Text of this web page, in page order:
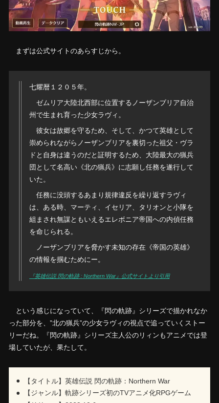
まずは公式サイトのあらすじから。
七耀暦１２０５年。
ゼムリア大陸北西部に位置するノーザンブリア自治
州で生まれ育った少女ラヴィ。
彼女は故郷を守るため、そして、かつて英雄として
崇められながらノーザンブリアを裏切った祖父・ヴラ
ドと自身は違うのだと証明するため、大陸最大の猟兵
団として名高い《北の猟兵》に志願し任務を遂行して
いた。
任務に没頭するあまり規律違反を繰り返すラヴィ
は、ある時、マーティ、イセリア、タリオンと小隊を
組まされ無謀ともいえるエレボニア帝国への内偵任務
を命じられる。
ノーザンブリアを脅かす未知の存在《帝国の英雄》
の情報を掴むためにー。
『英雄伝説 閃の軌跡 : Northern War』公式サイトより引用
という感じになっていて、『閃の軌跡』シリーズで描かれなか
った部分を、”北の猟兵”の少女ラヴィの視点で追っていくストー
リーだね。『閃の軌跡』シリーズ主人公のリィンもアニメでは登
場していたが、果たして。
【タイトル】英雄伝説 閃の軌跡：Northern War
【ジャンル】軌跡シリーズ初のTVアニメ化RPGゲーム